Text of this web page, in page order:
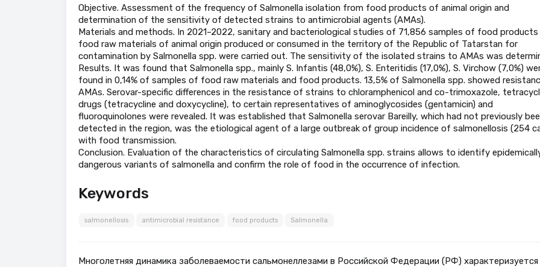
Objective. Assessment of the frequency of Salmonella isolation from food products of animal origin and
determination of the sensitivity of detected strains to antimicrobial agents (AMAs).
Materials and methods. In 2021–2022, sanitary and bacteriological studies of 71,856 samples of food products
food raw materials of animal origin produced or consumed in the territory of the Republic of Tatarstan for
contamination by Salmonella spp. were carried out. The sensitivity of the isolated strains to AMAs was
Results. It was found that Salmonella spp., mainly S. Infantis (48,0%), S. Enteritidis (17,0%), S. Virchow (7,0%)
found in 0,14% of samples of food raw materials and food products. 13,5% of Salmonella spp. showed
AMAs. Serovar-specific differences in the resistance of strains to chloramphenicol and co-trimoxazole,
drugs (tetracycline and doxycycline), to certain representatives of aminoglycosides (gentamicin) and
fluoroquinolones were revealed. It was established that Salmonella serovar Bareilly, which had not previously
detected in the region, was the etiological agent of a large outbreak of group incidence of salmonellosis (254
with food transmission.
Conclusion. Evaluation of the characteristics of circulating Salmonella spp. strains allows to identify
dangerous variants of salmonella and confirm the role of food in the occurrence of infection.
Keywords
salmonellosis antimicrobial resistance food products Salmonella
Многолетняя динамика заболеваемости сальмонеллезами в Российской Федерации (РФ) характеризуется